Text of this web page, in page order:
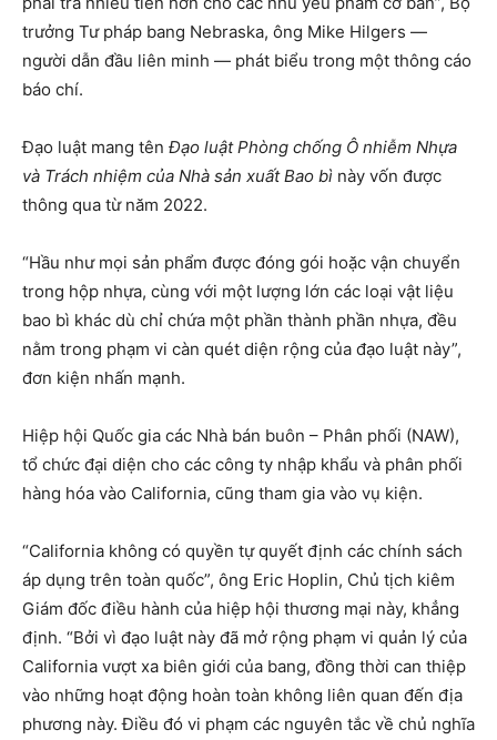
trưởng Tư pháp bang Nebraska, ông Mike Hilgers —
người dẫn đầu liên minh — phát biểu trong một thông cáo
báo chí.
Đạo luật mang tên Đạo luật Phòng chống Ô nhiễm Nhựa
và Trách nhiệm của Nhà sản xuất Bao bì này vốn được
thông qua từ năm 2022.
“Hầu như mọi sản phẩm được đóng gói hoặc vận chuyển
trong hộp nhựa, cùng với một lượng lớn các loại vật liệu
bao bì khác dù chỉ chứa một phần thành phần nhựa, đều
nằm trong phạm vi càn quét diện rộng của đạo luật này”,
đơn kiện nhấn mạnh.
Hiệp hội Quốc gia các Nhà bán buôn – Phân phối (NAW),
tổ chức đại diện cho các công ty nhập khẩu và phân phối
hàng hóa vào California, cũng tham gia vào vụ kiện.
“California không có quyền tự quyết định các chính sách
áp dụng trên toàn quốc”, ông Eric Hoplin, Chủ tịch kiêm
Giám đốc điều hành của hiệp hội thương mại này, khẳng
định. “Bởi vì đạo luật này đã mở rộng phạm vi quản lý của
California vượt xa biên giới của bang, đồng thời can thiệp
vào những hoạt động hoàn toàn không liên quan đến địa
phương này. Điều đó vi phạm các nguyên tắc về chủ nghĩa